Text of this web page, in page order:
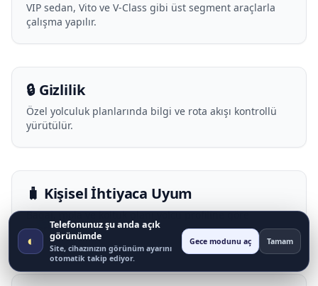
VIP sedan, Vito ve V-Class gibi üst segment araçlarla
çalışma yapılır.
🔒 Gizlilik
Özel yolculuk planlarında bilgi ve rota akışı kontrollü
yürütülür.
🧳 Kişisel İhtiyaca Uyum
Bagaj, mola ve koltuk planı yolcu profiline göre
uyarlanır.
◐
Telefonunuz şu anda açık
görünümde
Site, cihazınızın görünüm ayarını
otomatik takip ediyor.
Gece modunu aç Tamam